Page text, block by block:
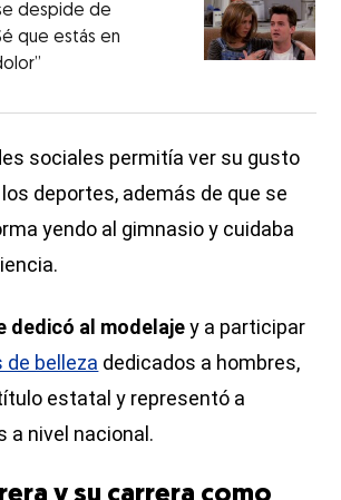
despide de
que estás en
sociales permitía ver su gusto
deportes, además de que se
yendo al gimnasio y cuidaba
dedicó al modelajey a participar
belleza dedicados a hombres,
estatal y representó a
a nivel nacional.